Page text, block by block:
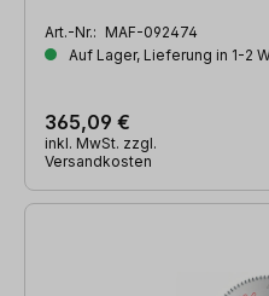
Art.-Nr.: MAF-092474
Auf Lager, Lieferung in 1-2
365,09 €
inkl. MwSt. zzgl.
Versandkosten